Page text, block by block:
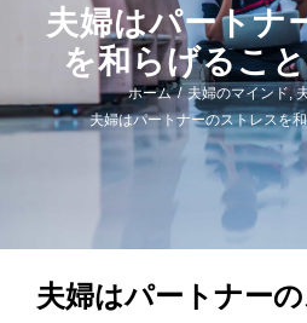
夫婦はパートナ
を和らげるこ
ホーム / 夫婦のマインド,
夫婦はパートナーのストレスを
夫婦はパートナー